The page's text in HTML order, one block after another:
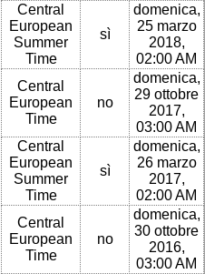
Central
European
Summer
Time
sì
domenica,
25 marzo
2018,
02:00 AM
Central
European
Time
no
domenica,
29 ottobre
2017,
03:00 AM
Central
European
Summer
Time
sì
domenica,
26 marzo
2017,
02:00 AM
Central
European
Time
no
domenica,
30 ottobre
2016,
03:00 AM